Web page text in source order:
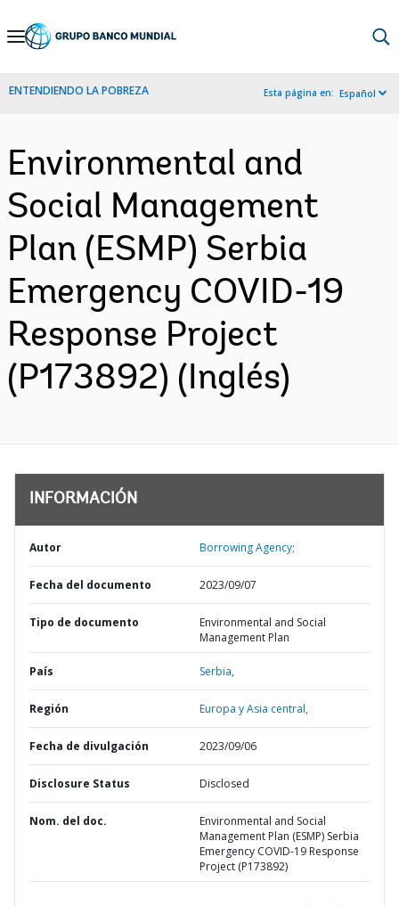
Skip
Navigation
ENTENDIENDO LA POBREZA Esta página en: Español
Environmental and
Social Management
Plan (ESMP) Serbia
Emergency COVID-19
Response Project
(P173892) (Inglés)
INFORMACIÓN
Autor Borrowing Agency;
Fecha del documento 2023/09/07
Tipo de documento
Environmental and Social
Management Plan
País Serbia,
Región Europa y Asia central,
Fecha de divulgación 2023/09/06
Disclosure Status Disclosed
Nom. del doc.
Environmental and Social
Management Plan (ESMP) Serbia
Emergency COVID-19 Response
Project (P173892)